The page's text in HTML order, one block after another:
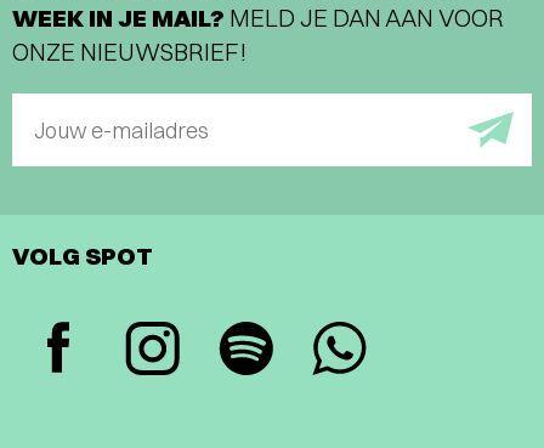
WEEK IN JE MAIL? MELD JE DAN AAN VOOR
ONZE NIEUWSBRIEF!
Jouw e-mailadres
VOLG SPOT